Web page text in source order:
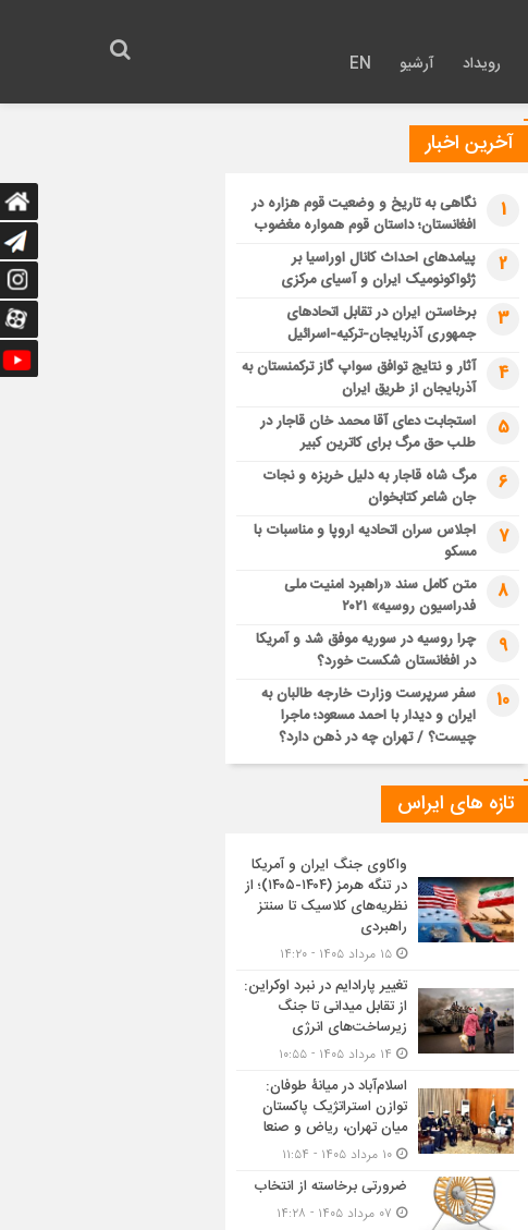
رویداد آرشیو EN
آخرین اخبار
1
نگاهی به تاریخ و وضعیت قوم هزاره در
افغانستان؛ داستان قوم همواره مغضوب
2
پیامدهای احداث کانال اوراسیا بر
ژئواکونومیک ایران و آسیای مرکزی
3
برخاستن ایران در تقابل اتحادهای
جمهوری آذربایجان-ترکیه-اسرائیل
4
آثار و نتایج توافق سواپ گاز ترکمنستان به
آذربایجان از طریق ایران
5
استجابت دعای آقا محمد خان قاجار در
طلب حق مرگ برای کاترین کبیر
6
مرگ شاه قاجار به دلیل خربزه و نجات
جان شاعر کتابخوان
7
اجلاس سران اتحادیه اروپا و مناسبات با
مسکو
8
متن کامل سند «راهبرد امنیت ملی
فدراسیون روسیه» ۲۰۲۱
9
چرا روسیه در سوریه موفق شد و آمریکا
در افغانستان شکست خورد؟
10
سفر سرپرست وزارت خارجه طالبان به
ایران و دیدار با احمد مسعود؛ ماجرا
چیست؟ / تهران چه در ذهن دارد؟
تازه های ایراس
واکاوی جنگ ایران و آمریکا
در تنگه هرمز (۱۴۰۴-۱۴۰۵)؛ از
نظریه‌های کلاسیک تا سنتز
راهبردی
تغییر پارادایم در نبرد اوکراین:
از تقابل میدانی تا جنگ
زیرساخت‌های انرژی
اسلام‌آباد در میانۀ طوفان:
توازن استراتژیک پاکستان
میان تهران، ریاض و صنعا
ضرورتی برخاسته از انتخاب